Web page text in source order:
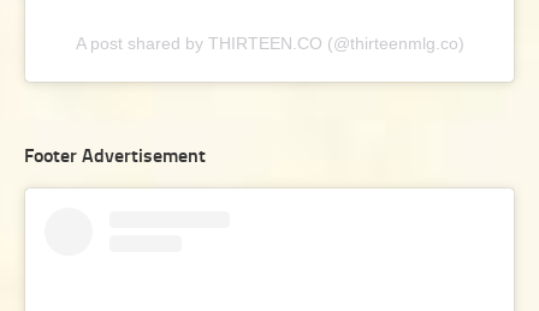
A post shared by THIRTEEN.CO (@thirteenmlg.co)
Footer Advertisement